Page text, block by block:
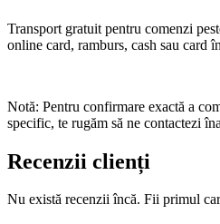
Transport gratuit pentru comenzi
online card, ramburs, cash sau card
Notă: Pentru confirmare exactă a
specific, te rugăm să ne contactezi
Recenzii clienți
Nu există recenzii încă. Fii primul